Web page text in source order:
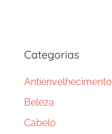
Categorias
Antienvelhecimento
Beleza
Cabelo